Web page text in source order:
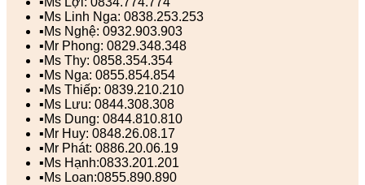
▪️Ms Linh Nga: 0838.253.253
▪️Ms Nghệ: 0932.903.903
▪️Mr Phong: 0829.348.348
▪️Ms Thy: 0858.354.354
▪️Ms Nga: 0855.854.854
▪️Ms Thiếp: 0839.210.210
▪️Ms Lưu: 0844.308.308
▪️Ms Dung: 0844.810.810
▪️Mr Huy: 0848.26.08.17
▪️Mr Phát: 0886.20.06.19
▪️Ms Hạnh:0833.201.201
▪️Ms Loan:0855.890.890